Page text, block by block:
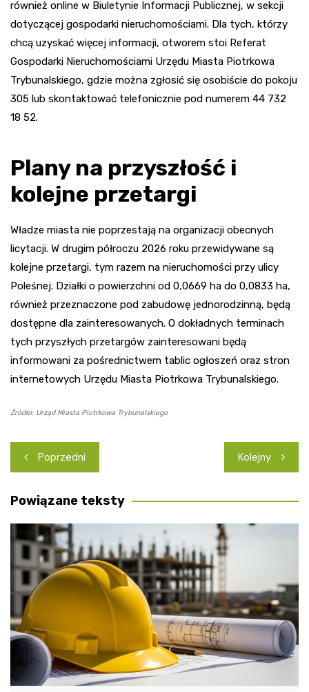
również online w Biuletynie Informacji Publicznej, w sekcji
dotyczącej gospodarki nieruchomościami. Dla tych, którzy
chcą uzyskać więcej informacji, otworem stoi Referat
Gospodarki Nieruchomościami Urzędu Miasta Piotrkowa
Trybunalskiego, gdzie można zgłosić się osobiście do pokoju
305 lub skontaktować telefonicznie pod numerem 44 732
18 52.
Plany na przyszłość i
kolejne przetargi
Władze miasta nie poprzestają na organizacji obecnych
licytacji. W drugim półroczu 2026 roku przewidywane są
kolejne przetargi, tym razem na nieruchomości przy ulicy
Poleśnej. Działki o powierzchni od 0,0669 ha do 0,0833 ha,
również przeznaczone pod zabudowę jednorodzinną, będą
dostępne dla zainteresowanych. O dokładnych terminach
tych przyszłych przetargów zainteresowani będą
informowani za pośrednictwem tablic ogłoszeń oraz stron
internetowych Urzędu Miasta Piotrkowa Trybunalskiego.
Źródło: Urząd Miasta Piotrkowa Trybunalskiego
Nawigacja
wpisu
Poprzedni Kolejny
Powiązane teksty